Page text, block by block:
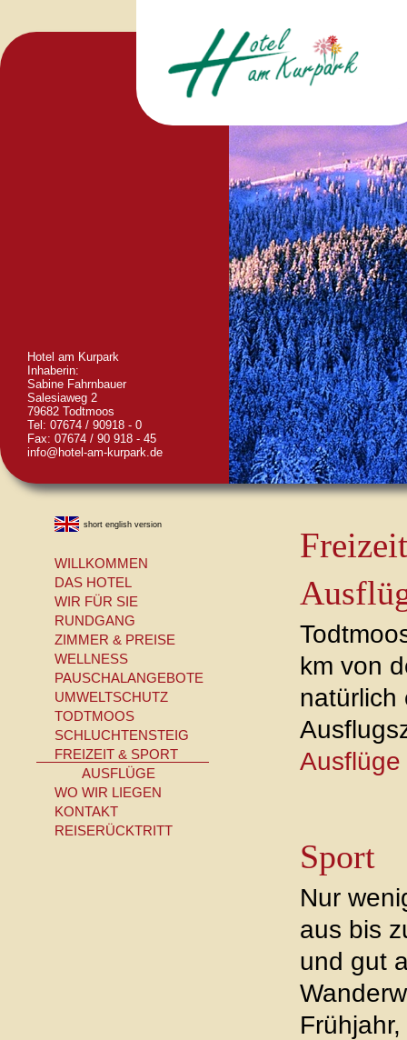
Hotel am Kurpark
Inhaberin:
Sabine Fahrnbauer
Salesiaweg 2
79682 Todtmoos
Tel: 07674 / 90918 - 0
Fax: 07674 / 90 918 - 45
info@hotel-am-kurpark.de
short english version
WILLKOMMEN
DAS HOTEL
WIR FÜR SIE
RUNDGANG
ZIMMER & PREISE
WELLNESS
PAUSCHALANGEBOTE
UMWELTSCHUTZ
TODTMOOS
SCHLUCHTENSTEIG
FREIZEIT & SPORT
AUSFLÜGE
WO WIR LIEGEN
KONTAKT
REISERÜCKTRITT
km von
natürlich
Ausflüge
Sport
Nur
aus bis
und gut